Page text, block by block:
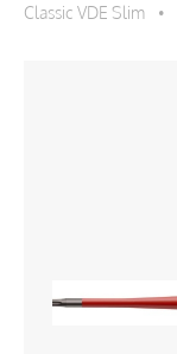
Classic VDE Slim
•